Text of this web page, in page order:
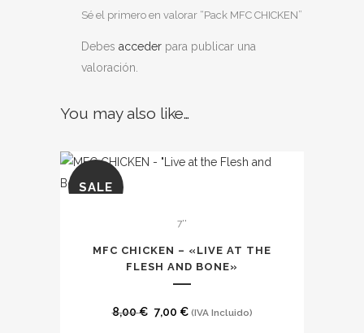
Sé el primero en valorar “Pack MFC CHICKEN”
Debes acceder para publicar una
valoración.
You may also like…
SALE
7''
MFC CHICKEN – «LIVE AT THE
FLESH AND BONE»
8,00€ El
7,00 €El(IVA Incluido)